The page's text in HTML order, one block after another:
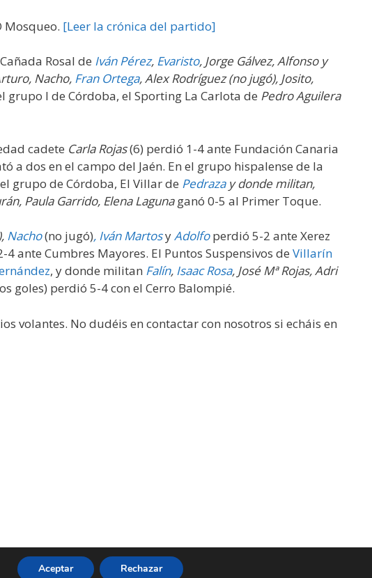
Mosqueo. [Leer la crónica del partido]
Rosal de Iván Pérez, Evaristo, Jorge Gálvez, Alfonso y
Nacho, Fran Ortega, Alex Rodríguez (no jugó), Josito,
grupo I de Córdoba, el Sporting La Carlota de Pedro Aguilera
cadete Carla Rojas(6) perdió 1-4 ante Fundación Canaria
a dos en el campo del Jaén. En el grupo hispalense de la
grupo de Córdoba, El Villar de Pedrazay donde militan,
Paula Garrido, Elena Lagunaganó 0-5 al Primer Toque.
Nacho(no jugó), Iván MartosyAdolfoperdió 5-2 ante Xerez
4 ante Cumbres Mayores. El Puntos Suspensivos de Villarín
, y donde militan Falín, Isaac Rosa, José Mª Rojas, Adri
goles) perdió 5-4 con el Cerro Balompié.
volantes. No dudéis en contactar con nosotros si echáis en
reservados
Aceptar Rechazar